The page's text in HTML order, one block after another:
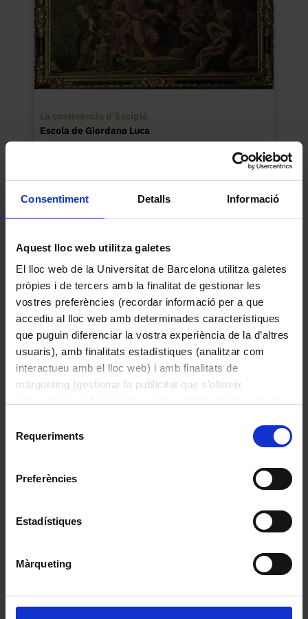
Consentiment Detalls Informació
Aquest lloc web utilitza galetes
El lloc web de la Universitat de Barcelona utilitza galetes
pròpies i de tercers amb la finalitat de gestionar les
vostres preferències (recordar informació per a que
accediu al lloc web amb determinades característiques
que puguin diferenciar la vostra experiència de la d’altres
usuaris), amb finalitats estadístiques (analitzar com
interactueu amb el lloc web) i amb finalitats de
màrqueting (gestionar la publicitat que s’ofereix
consultar laPolítica de galetes del lloc web de la
Requeriments
Preferències
Estadístiques
Màrqueting
La continència d’Escipió
Escola de Giordano Luca
Conjunt de pintura històrica del Paranimf
1883
El Davallament